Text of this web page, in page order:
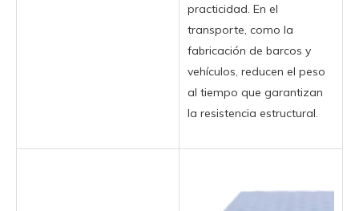
practicidad. En el
transporte, como la
fabricación de barcos y
vehículos, reducen el peso
al tiempo que garantizan
la resistencia estructural.